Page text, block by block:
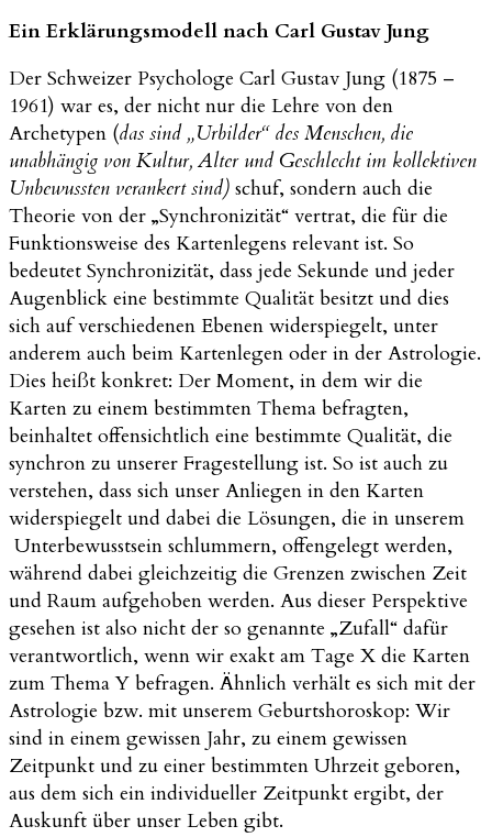
Ein Erklärungsmodell nach Carl Gustav Jung
Der Schweizer Psychologe Carl Gustav Jung (1875 –
1961) war es, der nicht nur die Lehre von den
Archetypen (das sind „Urbilder“ des Menschen, die
unabhängig von Kultur, Alter und Geschlecht im kollektiven
Unbewussten verankert sind) schuf, sondern auch die
Theorie von der „Synchronizität“ vertrat, die für die
Funktionsweise des Kartenlegens relevant ist. So
bedeutet Synchronizität, dass jede Sekunde und jeder
Augenblick eine bestimmte Qualität besitzt und dies
sich auf verschiedenen Ebenen widerspiegelt, unter
anderem auch beim Kartenlegen oder in der Astrologie.
Dies heißt konkret: Der Moment, in dem wir die
Karten zu einem bestimmten Thema befragten,
beinhaltet offensichtlich eine bestimmte Qualität, die
synchron zu unserer Fragestellung ist. So ist auch zu
verstehen, dass sich unser Anliegen in den Karten
widerspiegelt und dabei die Lösungen, die in unserem
Unterbewusstsein schlummern, offengelegt werden,
während dabei gleichzeitig die Grenzen zwischen Zeit
und Raum aufgehoben werden. Aus dieser Perspektive
gesehen ist also nicht der so genannte „Zufall“ dafür
verantwortlich, wenn wir exakt am Tage X die Karten
zum Thema Y befragen. Ähnlich verhält es sich mit der
Astrologie bzw. mit unserem Geburtshoroskop: Wir
sind in einem gewissen Jahr, zu einem gewissen
Zeitpunkt und zu einer bestimmten Uhrzeit geboren,
aus dem sich ein individueller Zeitpunkt ergibt, der
Auskunft über unser Leben gibt.